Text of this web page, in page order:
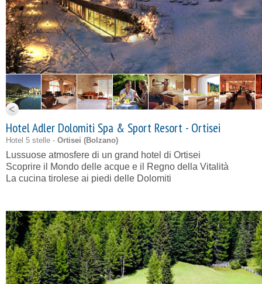
Hotel Adler Dolomiti Spa & Sport Resort - Ortisei
Hotel 5 stelle - Ortisei (Bolzano)
Lussuose atmosfere di un grand hotel di Ortisei
Scoprire il Mondo delle acque e il Regno della Vitalità
La cucina tirolese ai piedi delle Dolomiti